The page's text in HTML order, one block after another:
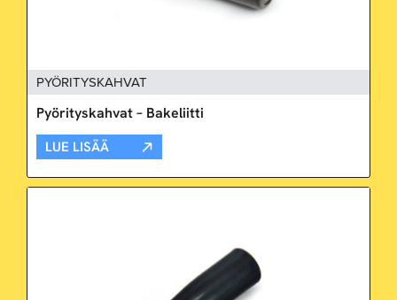
PYÖRITYSKAHVAT
Pyörityskahvat – Bakeliitti
LUE LISÄÄ